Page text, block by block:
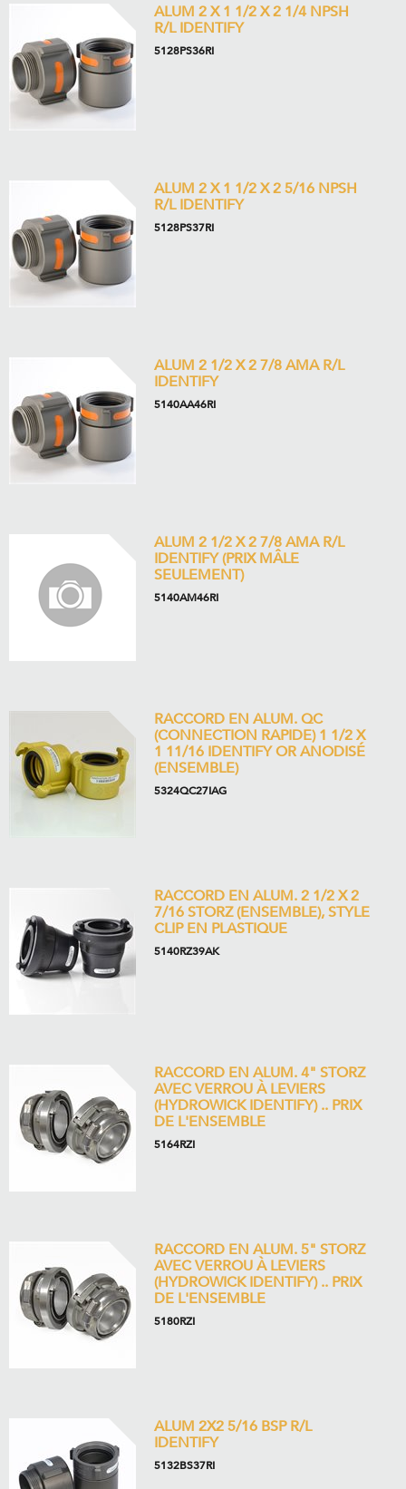
ALUM 2 X 1 1/2 X 2 1/4 NPSH
R/L IDENTIFY
5128PS36RI
ALUM 2 X 1 1/2 X 2 5/16 NPSH
R/L IDENTIFY
5128PS37RI
ALUM 2 1/2 X 2 7/8 AMA R/L
IDENTIFY
5140AA46RI
ALUM 2 1/2 X 2 7/8 AMA R/L
IDENTIFY (PRIX MÂLE
SEULEMENT)
5140AM46RI
RACCORD EN ALUM. QC
(CONNECTION RAPIDE) 1 1/2 X
1 11/16 IDENTIFY OR ANODISÉ
(ENSEMBLE)
5324QC27IAG
RACCORD EN ALUM. 2 1/2 X 2
7/16 STORZ (ENSEMBLE), STYLE
CLIP EN PLASTIQUE
5140RZ39AK
RACCORD EN ALUM. 4" STORZ
AVEC VERROU À LEVIERS
(HYDROWICK IDENTIFY) .. PRIX
DE L'ENSEMBLE
5164RZI
RACCORD EN ALUM. 5" STORZ
AVEC VERROU À LEVIERS
(HYDROWICK IDENTIFY) .. PRIX
DE L'ENSEMBLE
5180RZI
ALUM 2X2 5/16 BSP R/L
IDENTIFY
5132BS37RI